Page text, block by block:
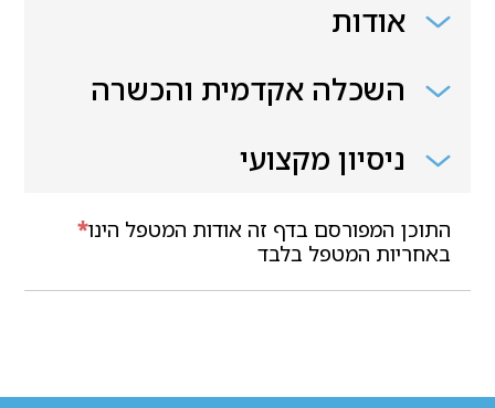
אודות
השכלה אקדמית והכשרה
ניסיון מקצועי
*התוכן המפורסם בדף זה אודות המטפל הינו
באחריות המטפל בלבד